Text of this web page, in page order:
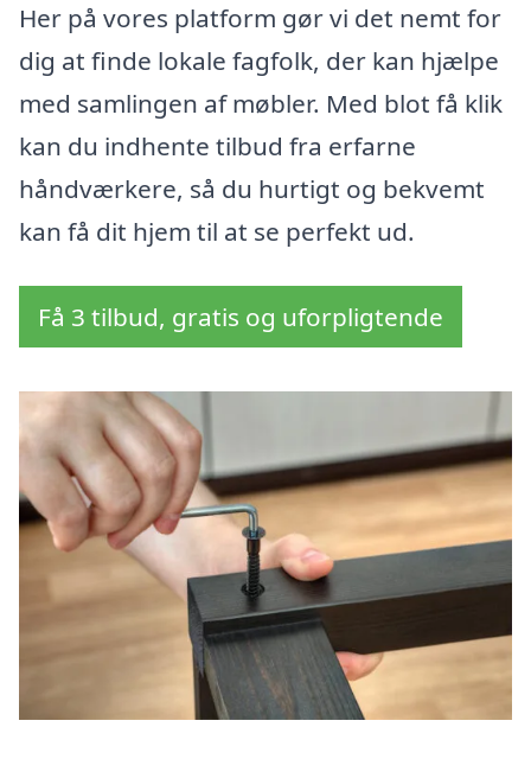
Her på vores platform gør vi det nemt for
dig at finde lokale fagfolk, der kan hjælpe
med samlingen af møbler. Med blot få klik
kan du indhente tilbud fra erfarne
håndværkere, så du hurtigt og bekvemt
kan få dit hjem til at se perfekt ud.
Få 3 tilbud, gratis og uforpligtende